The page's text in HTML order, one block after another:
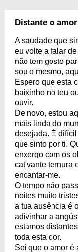
Distante o
A saudade que
eu volte a falar
não tem gosto
sou o mesmo,
Espero que esta
baixinho no teu
ouvir.
De novo, estou
mais linda do
desejada. É difícil
que sinto por ti.
enxergo com os
cativante ternura
encantar-me.
O tempo não
noites muito
a tua ausência é
adivinhar a
estamos
toda esta dor.
Sei que o amor é